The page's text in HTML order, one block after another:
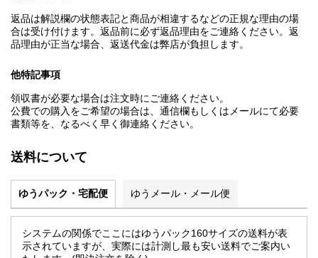
返品は解説欄の状態表記と商品が相違するなどの正規な理由の場
合は受け付けます。返品前に必ず返品理由をご連絡ください。返
品理由が正当な場合、返送代金は弊店が負担します。
他特記事項
領収書が必要な場合は注文時にご連絡ください。
公費での購入をご希望の場合は、通信欄もしくはメールにて必要
書類等を、なるべく早く御連絡ください。
送料について
ゆうパック・宅配便 ゆうメール・メール便
システムの関係でここにはゆうパック160サイズの送料が表
示されていますが、実際には計測し最も安い送料でご案内い